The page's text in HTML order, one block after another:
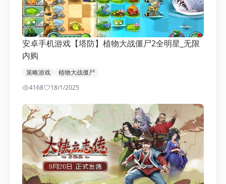
安卓手机游戏【塔防】植物大战僵尸2全明星_无限
内购
策略游戏
植物大战僵尸
4168
18/1/2025